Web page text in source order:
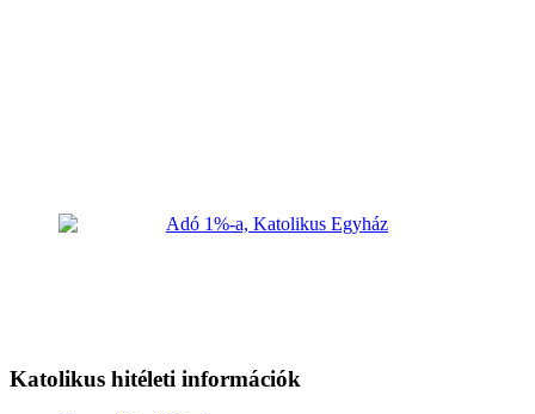
Katolikus hitéleti információk